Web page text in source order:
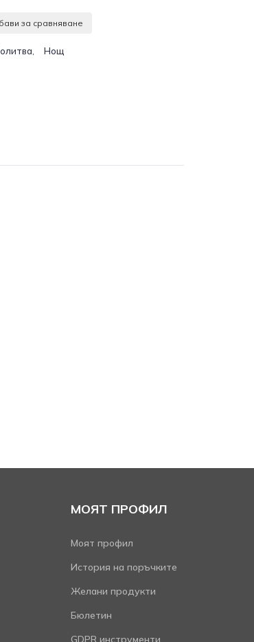
за сравняване
, Нощ
МОЯТ ПРОФИЛ
Моят профил
История на поръчките
Желани продукти
Бюлетин
GDPR инструменти